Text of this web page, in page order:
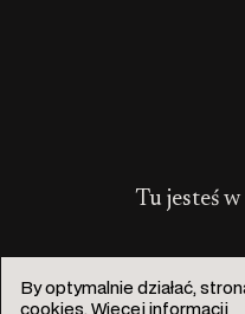
Tu jesteś
By optymalnie działać,
cookies. Więcej informacji